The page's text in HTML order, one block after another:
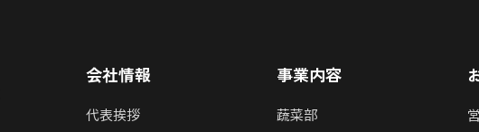
会社情報
代表挨拶
事業内容
蔬菜部